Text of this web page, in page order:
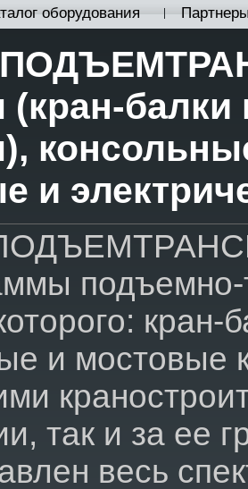
оборудования
(кран-
и
подъемно-
кран-
и мостовые
так и за ее
весь